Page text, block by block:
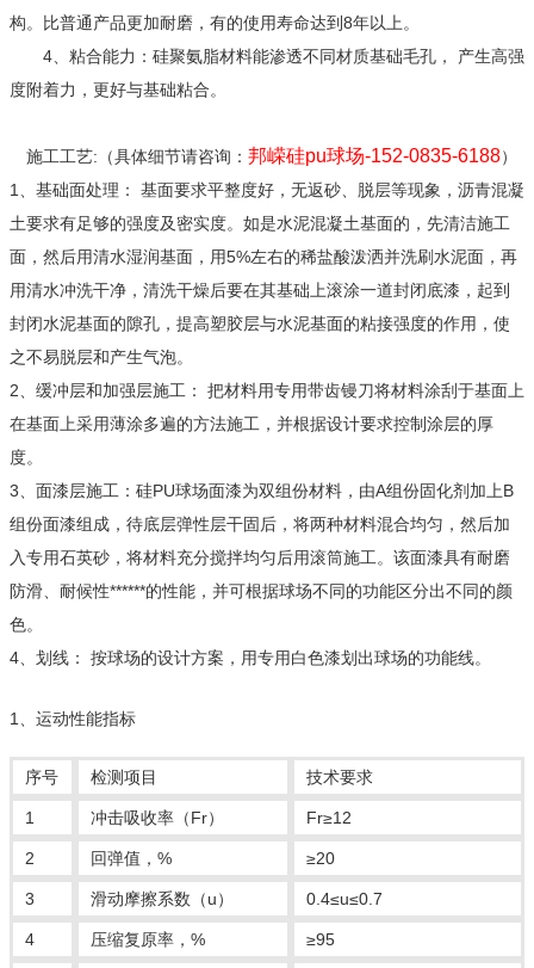
构。比普通产品更加耐磨，有的使用寿命达到8年以上。
4、粘合能力：硅聚氨脂材料能渗透不同材质基础毛孔， 产生高强
度附着力，更好与基础粘合。
施工工艺:（具体细节请咨询： 邦嵘硅pu球场-152-0835-6188）
1、基础面处理： 基面要求平整度好，无返砂、脱层等现象，沥青混凝
土要求有足够的强度及密实度。如是水泥混凝土基面的，先清洁施工
面，然后用清水湿润基面，用5%左右的稀盐酸泼洒并洗刷水泥面，再
用清水冲洗干净，清洗干燥后要在其基础上滚涂一道封闭底漆，起到
封闭水泥基面的隙孔，提高塑胶层与水泥基面的粘接强度的作用，使
之不易脱层和产生气泡。
2、缓冲层和加强层施工： 把材料用专用带齿镘刀将材料涂刮于基面上
在基面上采用薄涂多遍的方法施工，并根据设计要求控制涂层的厚
度。
3、面漆层施工：硅PU球场面漆为双组份材料，由A组份固化剂加上B
组份面漆组成，待底层弹性层干固后，将两种材料混合均匀，然后加
入专用石英砂，将材料充分搅拌均匀后用滚筒施工。该面漆具有耐磨
防滑、耐候性******的性能，并可根据球场不同的功能区分出不同的颜
色。
4、划线： 按球场的设计方案，用专用白色漆划出球场的功能线。
1、运动性能指标
序号 检测项目 技术要求
1 冲击吸收率（Fr） Fr≥12
2 回弹值，% ≥20
3 滑动摩擦系数（u） 0.4≤u≤0.7
4 压缩复原率，% ≥95